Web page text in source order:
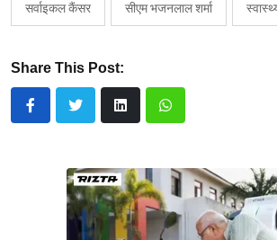
सर्वाइकल कैंसर सीएम भजनलाल शर्मा
Share This Post: